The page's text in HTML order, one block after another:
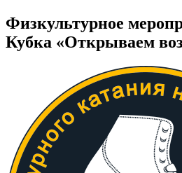
Физкультурное
Кубка «Открываем